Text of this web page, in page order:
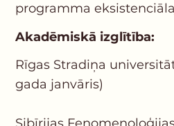
programma
Akadēmiskā izglītība:
Rīgas Stradiņa
gada janvāris)